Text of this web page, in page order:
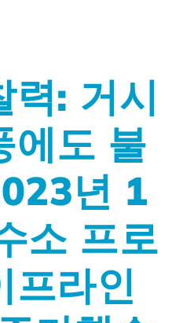
력: 거시
에도 불
년 1
소 프로
프라인